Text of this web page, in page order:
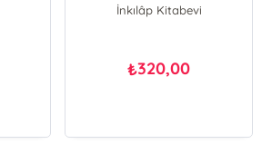
İnkılâp Kitabevi
₺320,00